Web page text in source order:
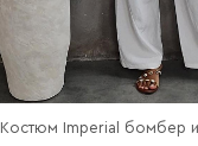
Костюм Imperial бомбер